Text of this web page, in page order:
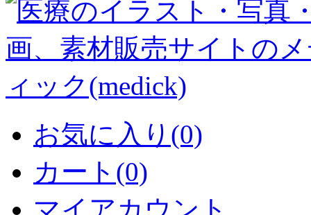
お気に入り(0)
カート(0)
マイアカウント